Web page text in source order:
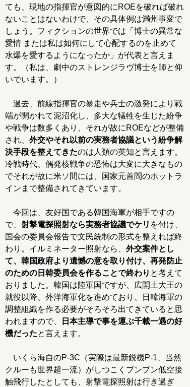
ても、現地の指揮官が意図的にROEを破れば破れ
ないことはないわけで、その具体例は満州事変で
しょう。フィクションの世界では「博士の異常な
愛情 または私は如何にして心配するのを止めて
水爆を愛するようになったか」が代表と言えま
す。（私は、劇中のストレンジラヴ博士を師と仰
いでいます。）
過去、前線指揮官の暴走や兵士の激発により戦
端が開かれて泥沼化し、多大な犠牲を生じた紛争
や戦争は数多くあり、それが故にROEなどが整備
され、 外交やそれ以前の実務者協議という紛争解
決手段を整えてきたのは人類の英知と言えます。
冷戦時代、偶発核戦争の恐怖は大変に大きなもの
でそれが故に米ソ間には、国家元首間のホットラ
インまで整備されてきています。
今回は、友好国である韓国海軍が相手ですの
で、 射撃電探照射なら実務者協議でケリ を付け、
国会の委員会報告で文民統制の形式を整えれば終
わり。イルミネーター照射なら、 外交案件とし
て、韓国政府より遺憾の意を取り付け、再発防止
のための日韓委員会を作ることで終わり と考えて
おりました。韓国は陸軍国ですが、広開土大王の
就役以降、外洋海軍化を進めており、日韓海軍の
調整組織を作る必要がそろそろ出てきていると思
われますので、
日本主導で事を運ぶ千載一遇の好
機だったと言えます。
いくら海自のP-3C（実際は最新鋭機P-1、当然
クルーも世界超一流）がしつこくブンブン低空接
触飛行したとしても、射撃電探照射は行き過ぎ